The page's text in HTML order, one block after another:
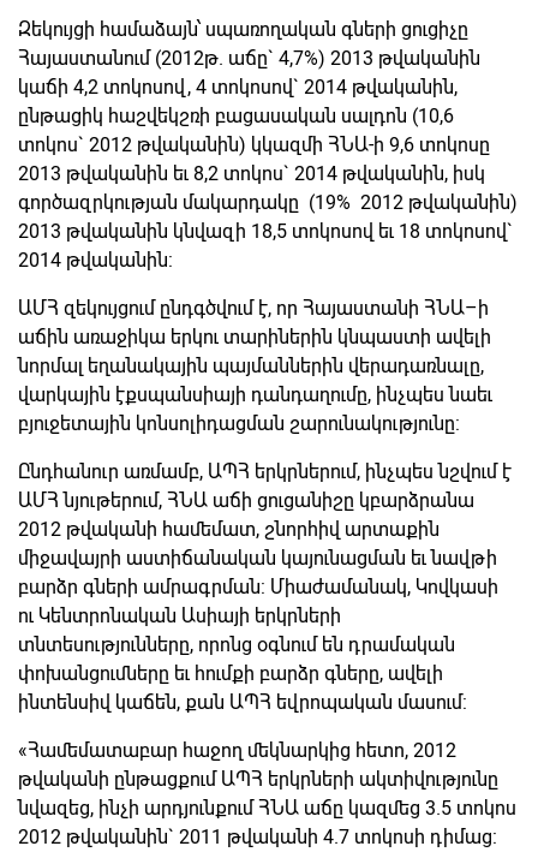
Զեկույցի համաձայն՝ սպառողական գների ցուցիչը
Հայաստանում (2012թ. աճը` 4,7%) 2013 թվականին
կաճի 4,2 տոկոսով, 4 տոկոսով` 2014 թվականին,
ընթացիկ հաշվեկշռի բացասական սալդոն (10,6
տոկոս` 2012 թվականին) կկազմի ՀՆԱ-ի 9,6 տոկոսը
2013 թվականին եւ 8,2 տոկոս` 2014 թվականին, իսկ
գործազրկության մակարդակը (19% 2012 թվականին)
2013 թվականին կնվազի 18,5 տոկոսով եւ 18 տոկոսով`
2014 թվականին:
ԱՄՀ զեկույցում ընդգծվում է, որ Հայաստանի ՀՆԱ–ի
աճին առաջիկա երկու տարիներին կնպաստի ավելի
նորմալ եղանակային պայմաններին վերադառնալը,
վարկային էքսպանսիայի դանդաղումը, ինչպես նաեւ
բյուջետային կոնսոլիդացման շարունակությունը:
Ընդհանուր առմամբ, ԱՊՀ երկրներում, ինչպես նշվում է
ԱՄՀ նյութերում, ՀՆԱ աճի ցուցանիշը կբարձրանա
2012 թվականի համեմատ, շնորհիվ արտաքին
միջավայրի աստիճանական կայունացման եւ նավթի
բարձր գների ամրագրման: Միաժամանակ, Կովկասի
ու Կենտրոնական Ասիայի երկրների
տնտեսությունները, որոնց օգնում են դրամական
փոխանցումները եւ հումքի բարձր գները, ավելի
ինտենսիվ կաճեն, քան ԱՊՀ եվրոպական մասում:
«Համեմատաբար հաջող մեկնարկից հետո, 2012
թվականի ընթացքում ԱՊՀ երկրների ակտիվությունը
նվազեց, ինչի արդյունքում ՀՆԱ աճը կազմեց 3.5 տոկոս
2012 թվականին` 2011 թվականի 4.7 տոկոսի դիմաց: